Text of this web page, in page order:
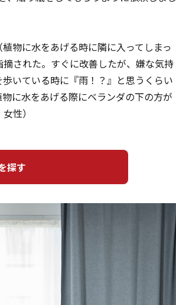
物に水をあげる時に隣に入ってしまっ
された。すぐに改善したが、嫌な気持
いている時に『雨！？』と思うくらい
に水をあげる際にベランダの下の方が
性）
探す